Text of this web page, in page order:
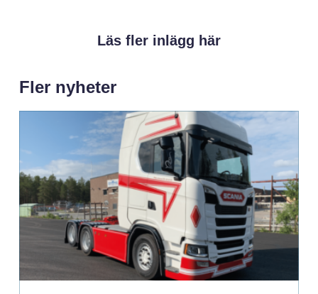
Läs fler inlägg här
Fler nyheter